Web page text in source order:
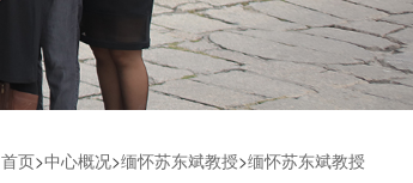
首页>中心概况>缅怀苏东斌教授>缅怀苏东斌教授